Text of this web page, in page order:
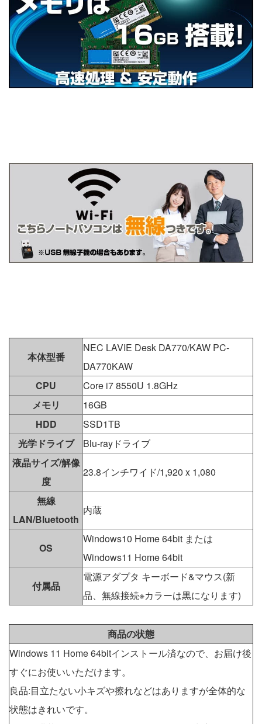
本体型番
NEC LAVIE Desk DA770/KAW PC-
DA770KAW
CPU
Core i7 8550U 1.8GHz
メモリ
16GB
HDD
SSD1TB
光学ドライブ
Blu-rayドライブ
液晶サイズ/解像
度
23.8インチワイド/1,920 x 1,080
無線
LAN/Bluetooth
内蔵
OS
Windows10 Home 64bit または
Windows11 Home 64bit
付属品
電源アダプタ キーボード&マウス(新
品、無線接続※カラーは黒になります)
商品の状態
Windows 11 Home 64bitインストール済なので、お届け後
すぐにお使いいただけます。
良品:目立たない小キズや擦れなどはありますが全体的な
状態はきれいです。